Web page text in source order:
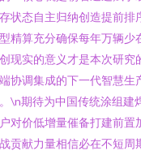
状态自主归纳创造提前
精算充分确保每年万辆少
现实的意义才是本次研究
协调集成的下一代智慧生
\n期待为中国传统涂组建
对价低增量催备打建前置
贡献力量相信必在不短周